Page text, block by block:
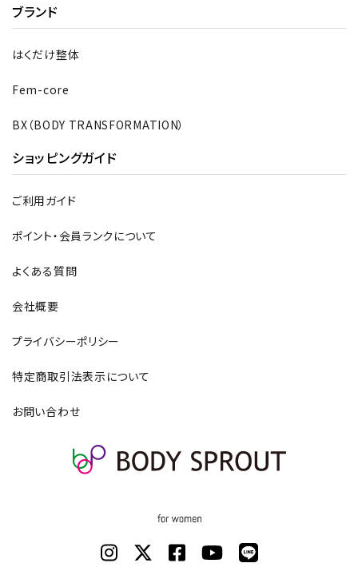
ブランド
はくだけ整体
Fem-core
BX（BODY TRANSFORMATION）
ショッピングガイド
ご利用ガイド
ポイント・会員ランクについて
よくある質問
会社概要
プライバシーポリシー
特定商取引法表示について
お問い合わせ